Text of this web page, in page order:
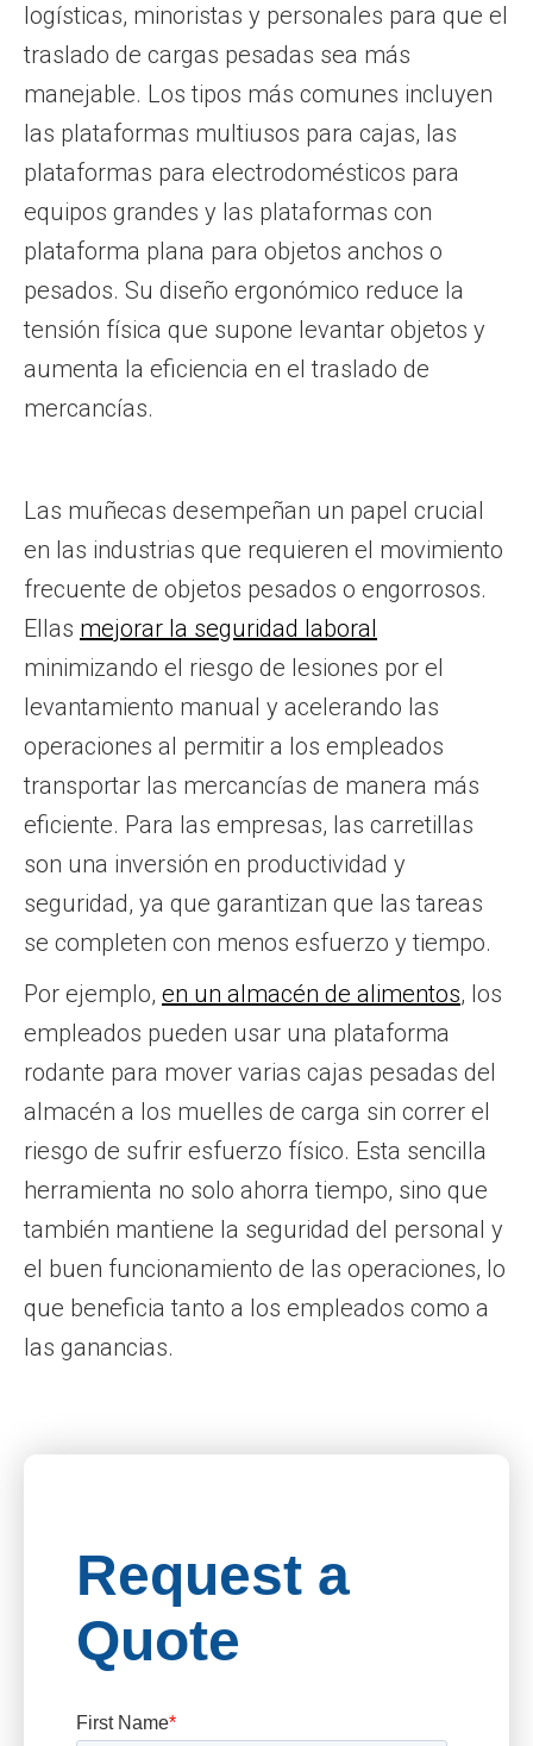
logísticas, minoristas y personales para que el
traslado de cargas pesadas sea más
manejable. Los tipos más comunes incluyen
las plataformas multiusos para cajas, las
plataformas para electrodomésticos para
equipos grandes y las plataformas con
plataforma plana para objetos anchos o
pesados. Su diseño ergonómico reduce la
tensión física que supone levantar objetos y
aumenta la eficiencia en el traslado de
mercancías.
Las muñecas desempeñan un papel crucial
en las industrias que requieren el movimiento
frecuente de objetos pesados o engorrosos.
Ellas mejorar la seguridad laboral
minimizando el riesgo de lesiones por el
levantamiento manual y acelerando las
operaciones al permitir a los empleados
transportar las mercancías de manera más
eficiente. Para las empresas, las carretillas
son una inversión en productividad y
seguridad, ya que garantizan que las tareas
se completen con menos esfuerzo y tiempo.
Por ejemplo, en un almacén de alimentos, los
empleados pueden usar una plataforma
rodante para mover varias cajas pesadas del
almacén a los muelles de carga sin correr el
riesgo de sufrir esfuerzo físico. Esta sencilla
herramienta no solo ahorra tiempo, sino que
también mantiene la seguridad del personal y
el buen funcionamiento de las operaciones, lo
que beneficia tanto a los empleados como a
las ganancias.